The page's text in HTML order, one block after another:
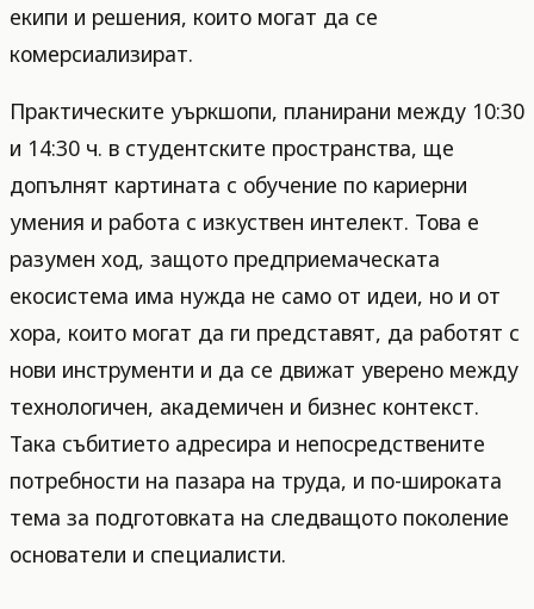
екипи и решения, които могат да се
комерсиализират.
Практическите уъркшопи, планирани между 10:30
и 14:30 ч. в студентските пространства, ще
допълнят картината с обучение по кариерни
умения и работа с изкуствен интелект. Това е
разумен ход, защото предприемаческата
екосистема има нужда не само от идеи, но и от
хора, които могат да ги представят, да работят с
нови инструменти и да се движат уверено между
технологичен, академичен и бизнес контекст.
Така събитието адресира и непосредствените
потребности на пазара на труда, и по-широката
тема за подготовката на следващото поколение
основатели и специалисти.